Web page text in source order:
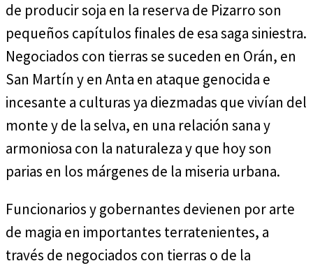
de producir soja en la reserva de Pizarro son
pequeños capítulos finales de esa saga siniestra.
Negociados con tierras se suceden en Orán, en
San Martín y en Anta en ataque genocida e
incesante a culturas ya diezmadas que vivían del
monte y de la selva, en una relación sana y
armoniosa con la naturaleza y que hoy son
parias en los márgenes de la miseria urbana.
Funcionarios y gobernantes devienen por arte
de magia en importantes terratenientes, a
través de negociados con tierras o de la